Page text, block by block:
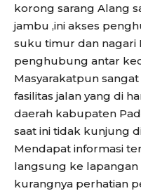
korong sarang Alang
jambu ,ini akses
suku timur dan nagari
penghubung antar
Masyarakatpun
fasilitas jalan yang di
daerah kabupaten
saat ini tidak kunjung
Mendapat informasi
langsung ke
kurangnya perhatian